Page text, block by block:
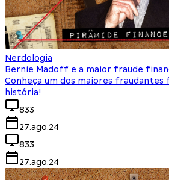
Nerdologia
Bernie Madoff e a maior fraude
Conheça um dos maiores fraudantes
história!
833
27.ago.24
833
27.ago.24